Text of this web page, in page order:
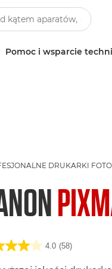
Pomoc i wsparcie
DRUKARKI
4.0 (58)